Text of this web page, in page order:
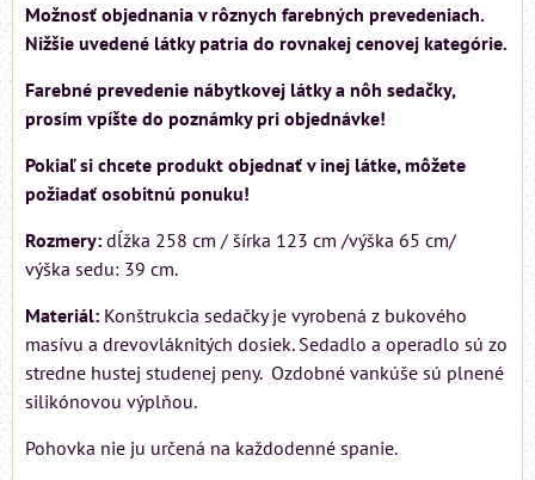
Možnosť objednania v rôznych farebných prevedeniach.
Nižšie uvedené látky patria do rovnakej cenovej kategórie.
Farebné prevedenie nábytkovej látky a nôh sedačky,
prosím vpíšte do poznámky pri objednávke!
Pokiaľ si chcete produkt objednať v inej látke, môžete
požiadať osobitnú ponuku!
Rozmery: dĺžka 258 cm / šírka 123 cm /výška 65 cm/
výška sedu: 39 cm.
Materiál: Konštrukcia sedačky je vyrobená z bukového
masívu a drevovláknitých dosiek. Sedadlo a operadlo sú zo
stredne hustej studenej peny. Ozdobné vankúše sú plnené
silikónovou výplňou.
Pohovka nie ju určená na každodenné spanie.